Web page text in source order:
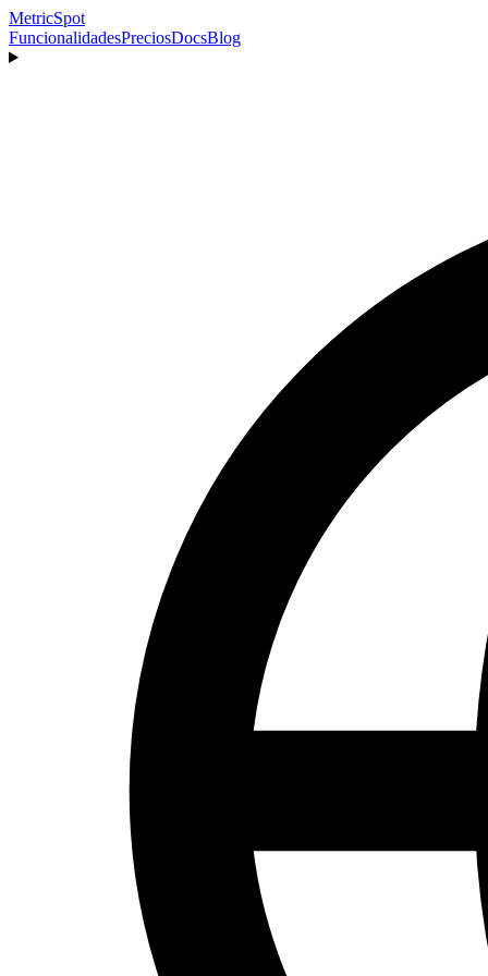
MetricSpot
FuncionalidadesPreciosDocsBlog